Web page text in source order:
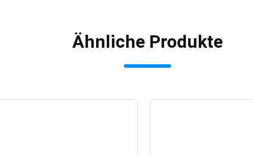
Ähnliche Produkte